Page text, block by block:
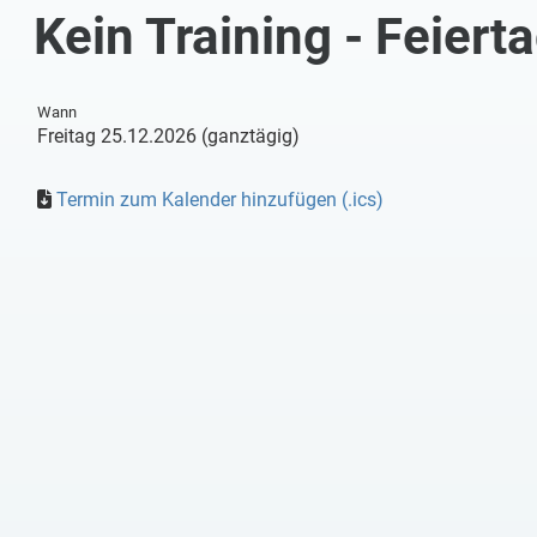
Kein Training -
Wann
Freitag 25.12.2026 (ganztägig)
Termin zum Kalender hinzufügen (.ics)